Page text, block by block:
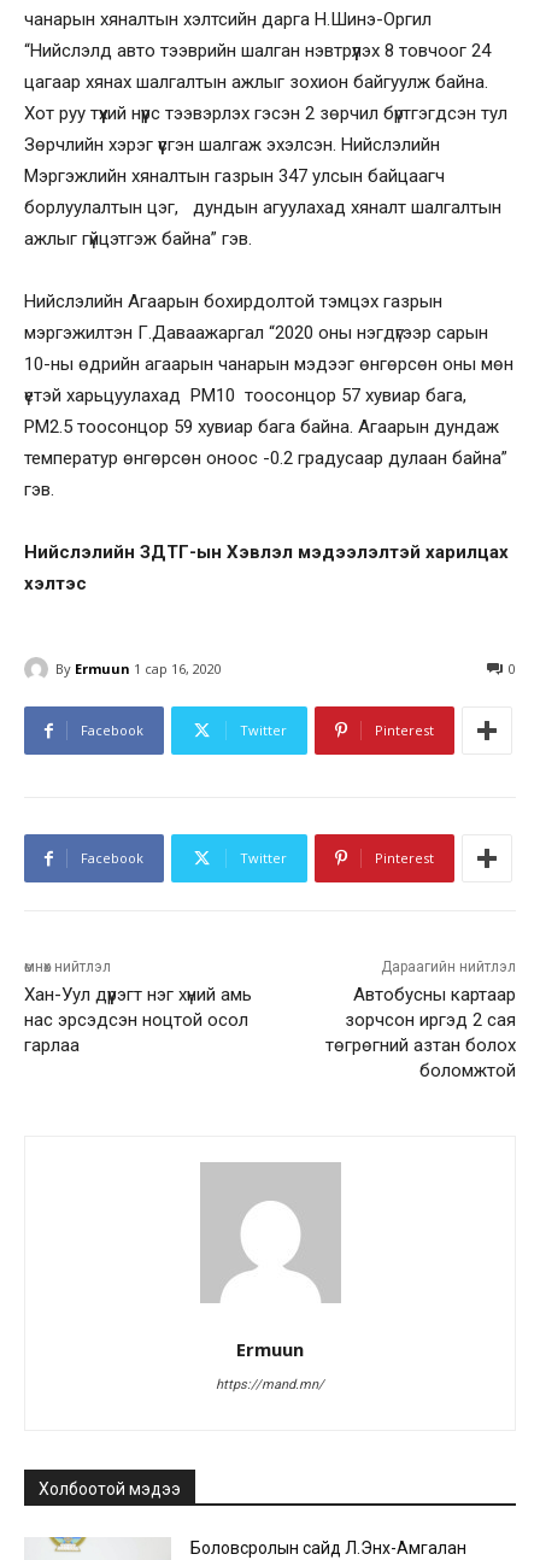
чанарын хяналтын хэлтсийн дарга Н.Шинэ-Оргил
“Нийслэлд авто тээврийн шалган нэвтрүүлэх 8 товчоог 24
цагаар хянах шалгалтын ажлыг зохион байгуулж байна.
Хот руу түүхий нүүрс тээвэрлэх гэсэн 2 зөрчил бүртгэгдсэн тул
Зөрчлийн хэрэг үүсгэн шалгаж эхэлсэн. Нийслэлийн
Мэргэжлийн хяналтын газрын 347 улсын байцаагч
борлуулалтын цэг, дундын агуулахад хяналт шалгалтын
ажлыг гүйцэтгэж байна” гэв.
Нийслэлийн Агаарын бохирдолтой тэмцэх газрын
мэргэжилтэн Г.Даваажаргал “2020 оны нэгдүгээр сарын
10-ны өдрийн агаарын чанарын мэдээг өнгөрсөн оны мөн
үетэй харьцуулахад PM10 тоосонцор 57 хувиар бага,
PM2.5 тоосонцор 59 хувиар бага байна. Агаарын дундаж
температур өнгөрсөн оноос -0.2 градусаар дулаан байна”
гэв.
Нийслэлийн ЗДТГ-ын Хэвлэл мэдээлэлтэй харилцах
хэлтэс
By Ermuun 1 сар 16, 2020 0
Facebook Twitter Pinterest
Facebook Twitter Pinterest
өмнөх нийтлэл
Хан-Уул дүүрэгт нэг хүний амь
нас эрсэдсэн ноцтой осол
гарлаа
Дараагийн нийтлэл
Автобусны картаар
зорчсон иргэд 2 сая
төгрөгний азтан болох
боломжтой
Ermuun
https://mand.mn/
Холбоотой мэдээ
Боловсролын сайд Л.Энх-Амгалан